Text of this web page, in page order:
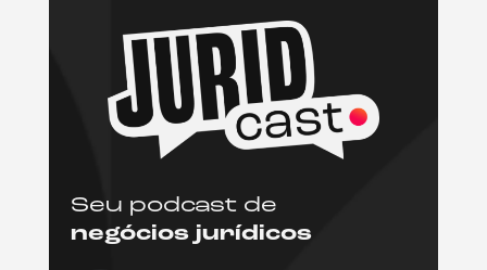
Seu podcast de
negócios jurídicos